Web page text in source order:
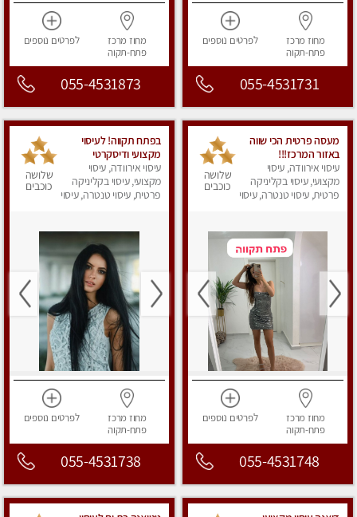
מחוז מרכז
פתח-תקוה
לפרטים נוספים
055-4531731
מחוז מרכז
פתח-תקוה
לפרטים נוספים
055-4531873
מעסה פרטית הכי שווה
באזור המרכז!!!
עיסוי אירוודה, עיסוי
מקצועי, עיסוי בקליניקה
פרטית, עיסוי טנטרה, עיסוי
שלושה
כוכבים
מחוז מרכז
פתח-תקוה
לפרטים נוספים
055-4531748
‏בפתח תקווה! ‏‏לעיסוי
מקצועי ודיסקרטי
‏מכבדים כרטיסי אשראי !!
ללא מין 03-728-36-36
עיסוי אירוודה, עיסוי
מקצועי, עיסוי בקליניקה
פרטית, עיסוי טנטרה, עיסוי
שלושה
כוכבים
מחוז מרכז
פתח-תקוה
לפרטים נוספים
055-4531738